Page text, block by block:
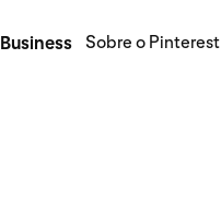
Business Sobre o Pinterest